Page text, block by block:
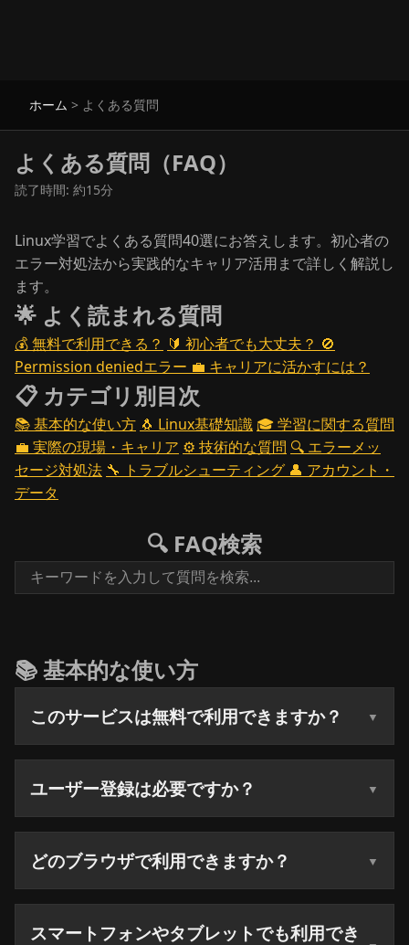
ホーム > よくある質問
よくある質問（FAQ）
読了時間: 約15分
Linux学習でよくある質問40選にお答えします。初心者の
エラー対処法から実践的なキャリア活用まで詳しく解説し
ます。
🌟 よく読まれる質問
💰 無料で利用できる？ 🔰 初心者でも大丈夫？ 🚫
Permission deniedエラー 💼 キャリアに活かすには？
📋 カテゴリ別目次
📚 基本的な使い方 🐧 Linux基礎知識 🎓 学習に関する質問
💼 実際の現場・キャリア ⚙️ 技術的な質問 🔍 エラーメッ
セージ対処法 🔧 トラブルシューティング 👤 アカウント・
データ
🔍 FAQ検索
📚 基本的な使い方
このサービスは無料で利用できますか？
ユーザー登録は必要ですか？
どのブラウザで利用できますか？
スマートフォンやタブレットでも利用でき